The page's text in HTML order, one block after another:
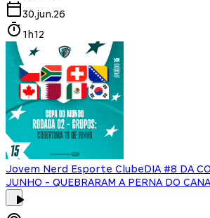
30.jun.26
1h12
Jovem Nerd Esporte ClubeDIA #8 DA
JUNHO - QUEBRARAM A PERNA DO